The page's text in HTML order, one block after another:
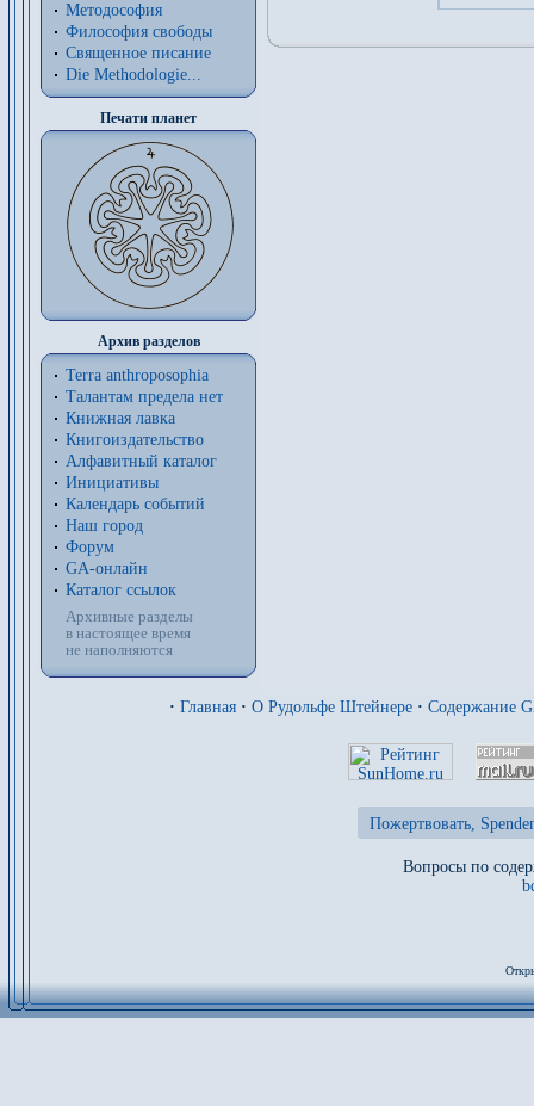
Методософия
Философия cвободы
Священное писание
Die Methodologie...
Печати планет
Архив разделов
Terra anthroposophia
Талантам предела нет
Книжная лавка
Книгоиздательство
Алфавитный каталог
Инициативы
Календарь событий
Наш город
Форум
GA-онлайн
Каталог ссылок
Архивные разделы
в настоящее время
не наполняются
· Главная · О Рудольфе Штейнере · Содержание
Пожертвовать,
Вопросы по